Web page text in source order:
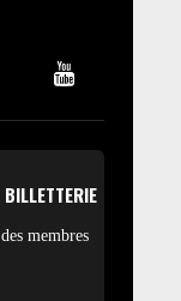
membres